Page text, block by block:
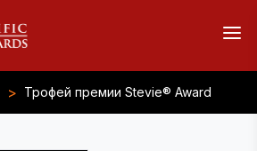
> Трофей премии Stevie® Award